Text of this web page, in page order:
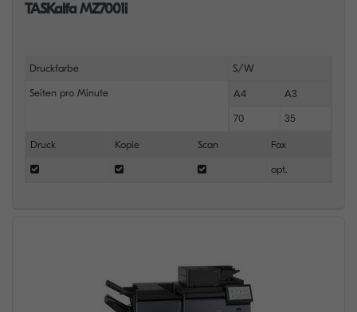
TASKalfa MZ7001i
Druckfarbe S/W
Seiten pro Minute A4 A3
70 35
Druck Kopie Scan Fax
opt.